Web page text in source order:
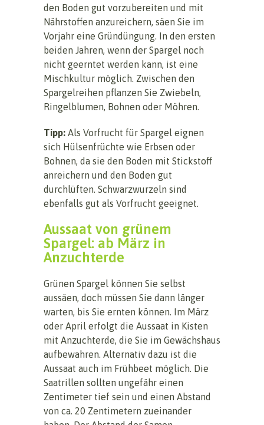
den Boden gut vorzubereiten und mit
Nährstoffen anzureichern, säen Sie im
Vorjahr eine Gründüngung. In den ersten
beiden Jahren, wenn der Spargel noch
nicht geerntet werden kann, ist eine
Mischkultur möglich. Zwischen den
Spargelreihen pflanzen Sie Zwiebeln,
Ringelblumen, Bohnen oder Möhren.
Tipp: Als Vorfrucht für Spargel eignen
sich Hülsenfrüchte wie Erbsen oder
Bohnen, da sie den Boden mit Stickstoff
anreichern und den Boden gut
durchlüften. Schwarzwurzeln sind
ebenfalls gut als Vorfrucht geeignet.
Aussaat von grünem
Spargel: ab März in
Anzuchterde
Grünen Spargel können Sie selbst
aussäen, doch müssen Sie dann länger
warten, bis Sie ernten können. Im März
oder April erfolgt die Aussaat in Kisten
mit Anzuchterde, die Sie im Gewächshaus
aufbewahren. Alternativ dazu ist die
Aussaat auch im Frühbeet möglich. Die
Saatrillen sollten ungefähr einen
Zentimeter tief sein und einen Abstand
von ca. 20 Zentimetern zueinander